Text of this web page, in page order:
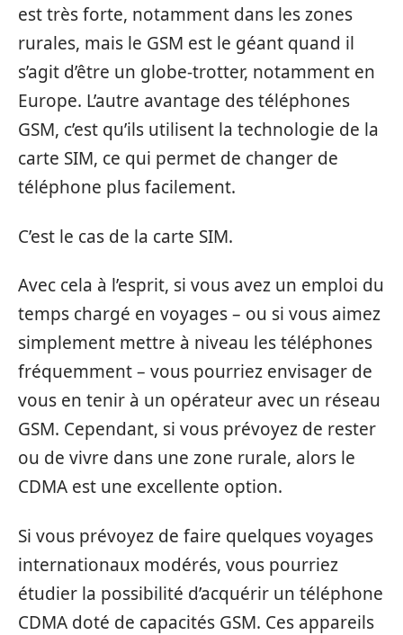
est très forte, notamment dans les zones
rurales, mais le GSM est le géant quand il
s’agit d’être un globe-trotter, notamment en
Europe. L’autre avantage des téléphones
GSM, c’est qu’ils utilisent la technologie de la
carte SIM, ce qui permet de changer de
téléphone plus facilement.
C’est le cas de la carte SIM.
Avec cela à l’esprit, si vous avez un emploi du
temps chargé en voyages – ou si vous aimez
simplement mettre à niveau les téléphones
fréquemment – vous pourriez envisager de
vous en tenir à un opérateur avec un réseau
GSM. Cependant, si vous prévoyez de rester
ou de vivre dans une zone rurale, alors le
CDMA est une excellente option.
Si vous prévoyez de faire quelques voyages
internationaux modérés, vous pourriez
étudier la possibilité d’acquérir un téléphone
CDMA doté de capacités GSM. Ces appareils